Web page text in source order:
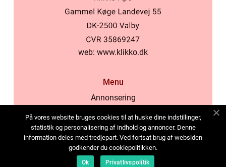
web: www.klikko.dk
Menu
Annonsering
Cookies
Kontakta oss
Sitemap
På vores website bruges cookies til at huske dine indstillinger,
statistik og personalisering af indhold og annoncer. Denne
information deles med tredjepart. Ved fortsat brug af websiden
godkender du cookiepolitikken.
Ok Privatlivspolitik